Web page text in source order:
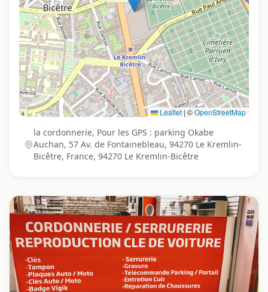
Leaflet|©OpenStreetMap
la cordonnerie, Pour les GPS : parking Okabe
Auchan, 57 Av. de Fontainebleau, 94270 Le Kremlin-
Bicêtre, France, 94270 Le Kremlin-Bicêtre